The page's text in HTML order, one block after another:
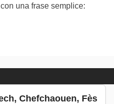
una frase semplice:
Chefchaouen, Fès